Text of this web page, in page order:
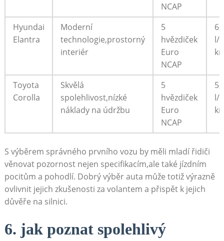
NCAP
Hyundai
Elantra
Moderní
technologie,prostorný
interiér
5
hvězdiček
Euro
NCAP
l/
Toyota
Corolla
Skvělá
spolehlivost,nízké
náklady na údržbu
5
hvězdiček
Euro
NCAP
l/
S výběrem správného prvního vozu by měli mladí řidiči
věnovat pozornost nejen specifikacím,ale také jízdním
pocitům a pohodlí. Dobrý výběr auta může totiž výrazně
ovlivnit jejich zkušenosti za volantem a přispět k jejich
důvěře na silnici.
6. jak poznat spolehlivý